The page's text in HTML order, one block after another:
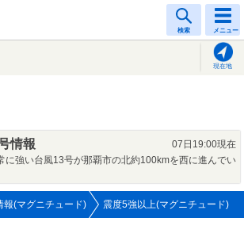
検索 メニュー
現在地
情報
07日19:00現在
に強い台風13号が那覇市の北約100kmを西に進んでい
報(マグニチュード) 震度5強以上(マグニチュード)